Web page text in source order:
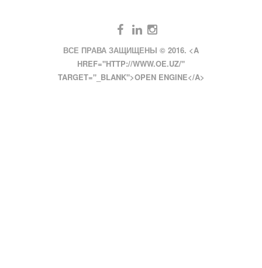
ВСЕ ПРАВА ЗАЩИЩЕНЫ © 2016. <A
HREF="HTTP://WWW.OE.UZ/"
TARGET="_BLANK">OPEN ENGINE</A>